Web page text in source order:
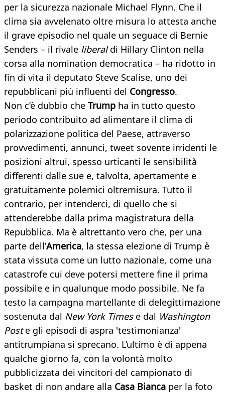
per la sicurezza nazionale Michael Flynn. Che il
clima sia avvelenato oltre misura lo attesta anche
il grave episodio nel quale un seguace di Bernie
Senders – il rivale liberaldi Hillary Clinton nella
corsa alla nomination democratica – ha ridotto in
fin di vita il deputato Steve Scalise, uno dei
repubblicani più influenti del Congresso.
Non c’è dubbio che Trump ha in tutto questo
periodo contribuito ad alimentare il clima di
polarizzazione politica del Paese, attraverso
provvedimenti, annunci, tweet sovente irridenti le
posizioni altrui, spesso urticanti le sensibilità
differenti dalle sue e, talvolta, apertamente e
gratuitamente polemici oltremisura. Tutto il
contrario, per intenderci, di quello che si
attenderebbe dalla prima magistratura della
Repubblica. Ma è altrettanto vero che, per una
parte dell’America, la stessa elezione di Trump è
stata vissuta come un lutto nazionale, come una
catastrofe cui deve potersi mettere fine il prima
possibile e in qualunque modo possibile. Ne fa
testo la campagna martellante di delegittimazione
sostenuta dal New York Timese dal Washington
Poste gli episodi di aspra 'testimonianza'
antitrumpiana si sprecano. L’ultimo è di appena
qualche giorno fa, con la volontà molto
pubblicizzata dei vincitori del campionato di
basket di non andare alla Casa Bianca per la foto